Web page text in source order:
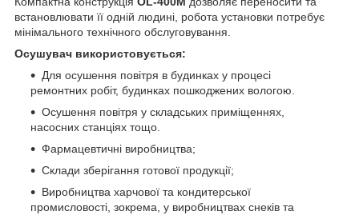
встановлювати її одній людині, робота установки потребує
мінімального технічного обслуговування.
Осушувач використовується:
Для осушення повітря в будинках у процесі
ремонтних робіт, будинках пошкоджених вологою.
Осушення повітря у складських приміщеннях,
насосних станціях тощо.
Фармацевтичні виробництва;
Склади зберігання готової продукції;
Виробництва харчової та кондитерської
промисловості, зокрема, у виробництвах снеків та